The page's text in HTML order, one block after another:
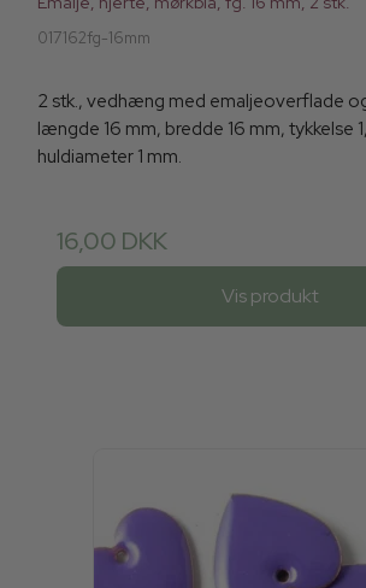
017162fg-16mm
2 stk., vedhæng med emaljeoverflade
længde 16 mm, bredde 16 mm, tykkelse
huldiameter 1 mm.
16,00 DKK
Vis produkt